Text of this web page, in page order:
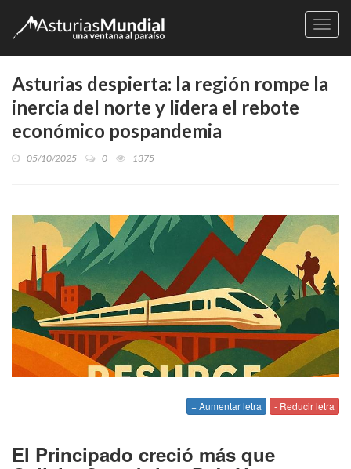
Asturias despierta: la región rompe la
inercia del norte y lidera el rebote
económico pospandemia
05/10/2025 0 1375
+ Aumentar letra - Reducir letra
El Principado creció más que